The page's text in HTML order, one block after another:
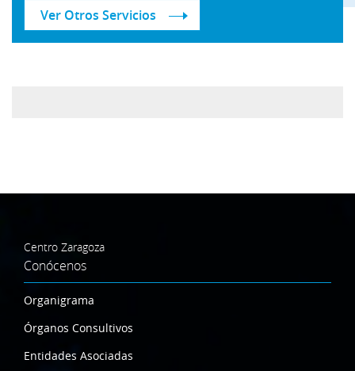
Ver Otros Servicios
Centro Zaragoza
Conócenos
Organigrama
Órganos Consultivos
Entidades Asociadas